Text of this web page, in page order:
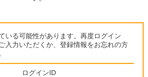
いる可能性があります。再度ログイン
入力いただくか、登録情報をお忘れの方
ログインID